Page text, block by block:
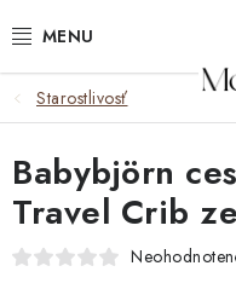
na
ZĽAVY
OBLEČENIE
VÝBAVA
Starostlivosť
Babybjörn
Travel Crib